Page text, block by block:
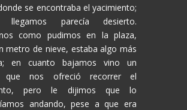
se encontraba el yacimiento;
llegamos parecía desierto.
como pudimos en la plaza,
metro de nieve, estaba algo más
en cuanto bajamos vino un
que nos ofreció recorrer el
pero le dijimos que lo
andando, pese a que era